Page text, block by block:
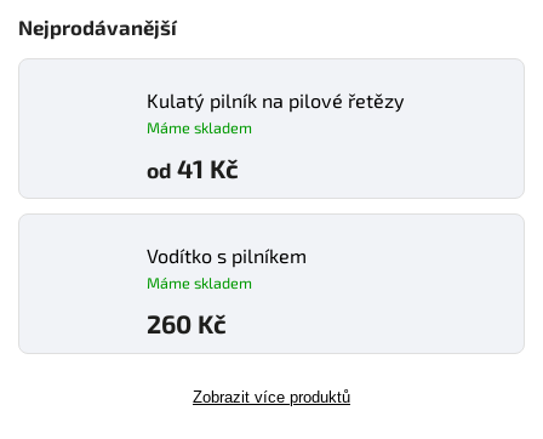
Nejprodávanější
Kulatý pilník na pilové řetězy
Máme skladem
od 41 Kč
Vodítko s pilníkem
Máme skladem
260 Kč
Zobrazit více produktů